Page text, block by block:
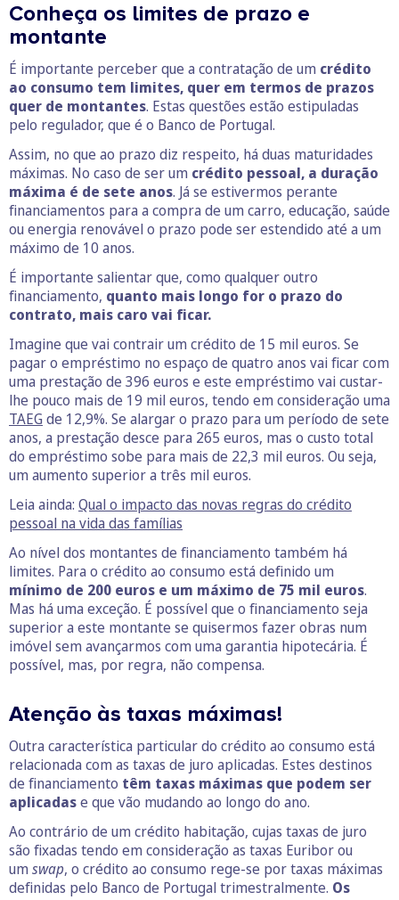
Conheça os limites de prazo e
montante
É importante perceber que a contratação de um crédito
ao consumo tem limites, quer em termos de prazos
quer de montantes. Estas questões estão estipuladas
pelo regulador, que é o Banco de Portugal.
Assim, no que ao prazo diz respeito, há duas maturidades
máximas. No caso de ser um crédito pessoal, a duração
máxima é de sete anos. Já se estivermos perante
financiamentos para a compra de um carro, educação, saúde
ou energia renovável o prazo pode ser estendido até a um
máximo de 10 anos.
É importante salientar que, como qualquer outro
financiamento, quanto mais longo for o prazo do
contrato, mais caro vai ficar.
Imagine que vai contrair um crédito de 15 mil euros. Se
pagar o empréstimo no espaço de quatro anos vai ficar com
uma prestação de 396 euros e este empréstimo vai custar-
lhe pouco mais de 19 mil euros, tendo em consideração uma
TAEG de 12,9%. Se alargar o prazo para um período de sete
anos, a prestação desce para 265 euros, mas o custo total
do empréstimo sobe para mais de 22,3 mil euros. Ou seja,
um aumento superior a três mil euros.
Leia ainda: Qual o impacto das novas regras do crédito
pessoal na vida das famílias
Ao nível dos montantes de financiamento também há
limites. Para o crédito ao consumo está definido um
mínimo de 200 euros e um máximo de 75 mil euros.
Mas há uma exceção. É possível que o financiamento seja
superior a este montante se quisermos fazer obras num
imóvel sem avançarmos com uma garantia hipotecária. É
possível, mas, por regra, não compensa.
Atenção às taxas máximas!
Outra característica particular do crédito ao consumo está
relacionada com as taxas de juro aplicadas. Estes destinos
de financiamento têm taxas máximas que podem ser
aplicadase que vão mudando ao longo do ano.
Ao contrário de um crédito habitação, cujas taxas de juro
são fixadas tendo em consideração as taxas Euribor ou
um swap, o crédito ao consumo rege-se por taxas máximas
definidas pelo Banco de Portugal trimestralmente. Os